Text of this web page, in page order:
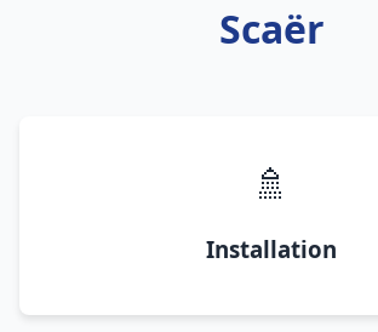
Scaër
🚿
Installation